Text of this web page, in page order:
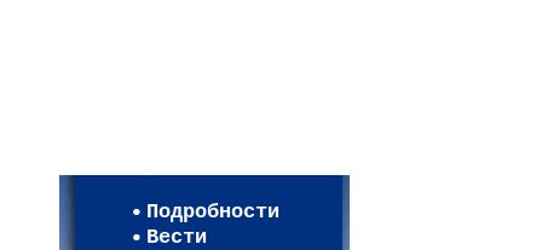
Подробности
Вести